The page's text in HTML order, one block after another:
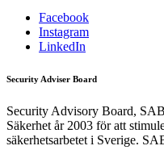
Facebook
Instagram
LinkedIn
Security Adviser Board
Security Advisory Board,
Säkerhet år 2003 för att
säkerhetsarbetet i Sverige.